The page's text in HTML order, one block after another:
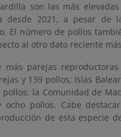
son las más
desde 2021, a pesar de
El número de pollos
al otro dato reciente
parejas
y 139 pollos; Islas
la Comunidad de
pollos. Cabe
de esta especie